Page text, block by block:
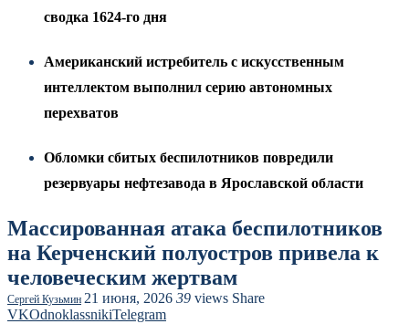
сводка 1624-го дня
Американский истребитель с искусственным
интеллектом выполнил серию автономных
перехватов
Обломки сбитых беспилотников повредили
резервуары нефтезавода в Ярославской области
Массированная атака беспилотников
на Керченский полуостров привела к
человеческим жертвам
Сергей Кузьмин 21 июня, 2026 39 views Share
VKOdnoklassnikiTelegram